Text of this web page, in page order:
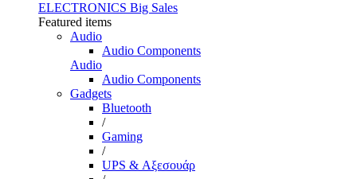
ELECTRONICS Big Sales
Featured items
Audio
Audio Components
Audio
Audio Components
Gadgets
Bluetooth
/
Gaming
/
UPS & Αξεσουάρ